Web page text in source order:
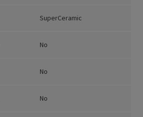
SuperCeramic
No
No
No